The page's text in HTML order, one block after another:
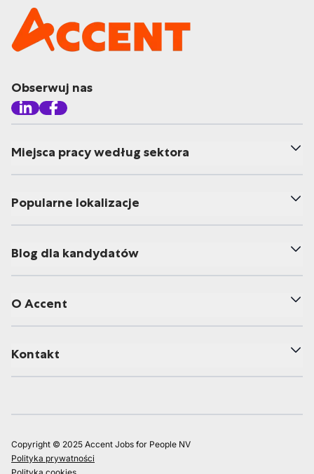
Obserwuj nas
Miejsca pracy według sektora
Popularne lokalizacje
Blog dla kandydatów
O Accent
Kontakt
Copyright © 2025 Accent Jobs for People NV
Polityka prywatności